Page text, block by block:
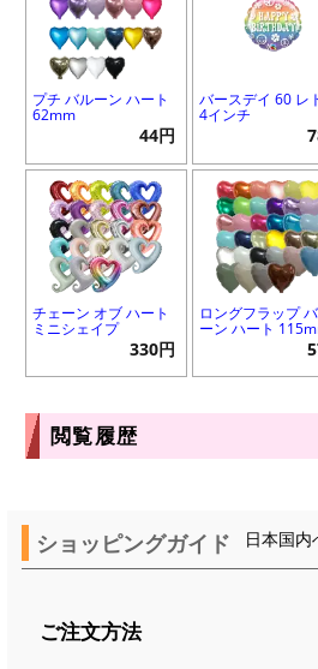
プチ バルーン ハート
62mm
44円
バースデイ 60 レ
4インチ
チェーン オブ ハート
ミニシェイプ
330円
ロングフラップ
ーン ハート
閲覧履歴
ショッピングガイド 日本国
ご注文方法